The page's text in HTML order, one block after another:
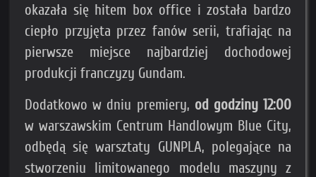
okazała się hitem box office i została bardzo
ciepło przyjęta przez fanów serii, trafiając na
pierwsze miejsce najbardziej dochodowej
produkcji franczyzy Gundam.
Dodatkowo w dniu premiery, od godziny 12:00
w warszawskim Centrum Handlowym Blue City,
odbędą się warsztaty GUNPLA, polegające na
stworzeniu limitowanego modelu maszyny z